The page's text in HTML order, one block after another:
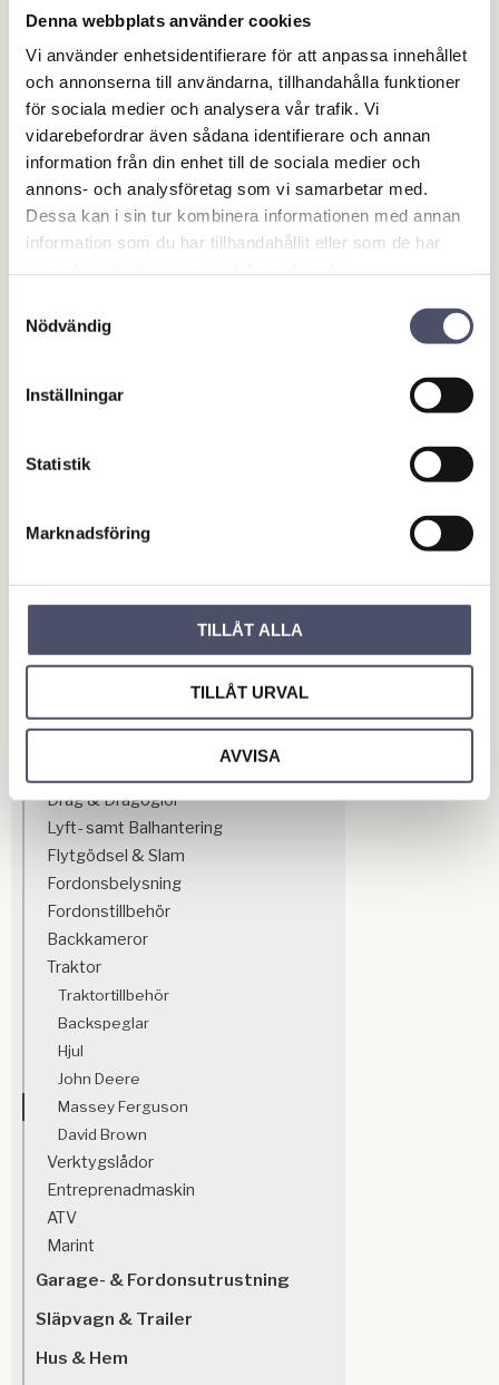
Denna webbplats använder cookies
Vi använder enhetsidentifierare för att anpassa innehållet
och annonserna till användarna, tillhandahålla funktioner
för sociala medier och analysera vår trafik. Vi
vidarebefordrar även sådana identifierare och annan
information från din enhet till de sociala medier och
annons- och analysföretag som vi samarbetar med.
Dessa kan i sin tur kombinera informationen med annan
information som du har tillhandahållit eller som de har
Nödvändig
Inställningar
Statistik
Marknadsföring
TILLÅT ALLA
TILLÅT URVAL
AVVISA
Massey Ferguson Ka
Ferguson: 6470, 7499 samt
54/64/74 serier. Boxstorlek:
OUTLET - REA
Maskin & Fordonstillbehör
Hydraulik
3-punktsutrustning
Kraftöverföring
Drag & Dragöglor
Lyft- samt Balhantering
Flytgödsel & Slam
Fordonsbelysning
Fordonstillbehör
Backkameror
Traktor
Traktortillbehör
Backspeglar
Hjul
John Deere
Massey Ferguson
David Brown
Verktygslådor
Entreprenadmaskin
ATV
Marint
Garage- & Fordonsutrustning
Släpvagn & Trailer
Hus & Hem